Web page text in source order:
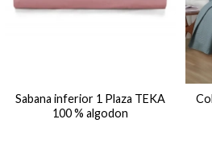
Sabana inferior 1 Plaza TEKA
100 % algodon